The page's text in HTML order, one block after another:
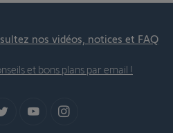
nos vidéos, notices et FAQ
et bons plans par email !